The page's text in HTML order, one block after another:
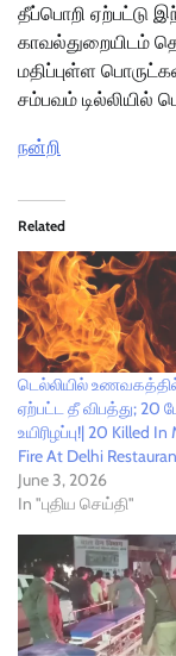
தீப்பொறி ஏற்பட்டு
காவல்துறையிடம்
மதிப்புள்ள
சம்பவம் டில்லியில்
நன்றி
Related
டெல்லியில்
ஏற்பட்ட தீ விபத்து; 20
உயிரிழப்பு!| 20 Killed In
Fire At Delhi
June 3, 2026
In "புதிய செய்தி"